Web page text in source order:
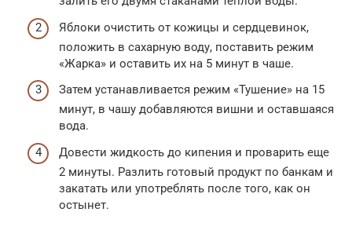
Яблоки очистить от кожицы и сердцевинок,
положить в сахарную воду, поставить режим
«Жарка» и оставить их на 5 минут в чаше.
Затем устанавливается режим «Тушение» на 15
минут, в чашу добавляются вишни и оставшаяся
вода.
Довести жидкость до кипения и проварить еще
2 минуты. Разлить готовый продукт по банкам и
закатать или употреблять после того, как он
остынет.